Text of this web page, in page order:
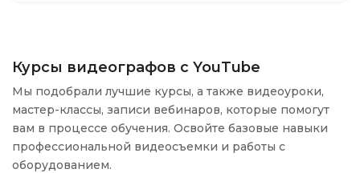
Курсы видеографов с YouTube
Мы подобрали лучшие курсы, а также видеоуроки,
мастер-классы, записи вебинаров, которые помогут
вам в процессе обучения. Освойте базовые навыки
профессиональной видеосъемки и работы с
оборудованием.